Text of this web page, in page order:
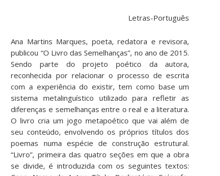
Letras-Português
Ana Martins Marques, poeta, redatora e revisora,
publicou “O Livro das Semelhanças”, no ano de 2015.
Sendo parte do projeto poético da autora,
reconhecida por relacionar o processo de escrita
com a experiência do existir, tem como base um
sistema metalinguístico utilizado para refletir as
diferenças e semelhanças entre o real e a literatura.
O livro cria um jogo metapoético que vai além de
seu conteúdo, envolvendo os próprios títulos dos
poemas numa espécie de construção estrutural.
“Livro”, primeira das quatro seções em que a obra
se divide, é introduzida com os seguintes textos: